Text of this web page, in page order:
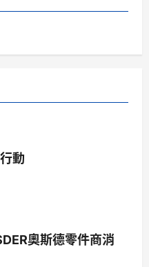
動
奧斯德零件商消